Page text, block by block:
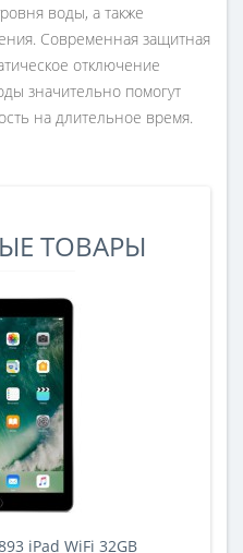
воды, а также
Современная защитная
отключение
значительно помогут
на длительное время.
ТОВАРЫ
iPad WiFi 32GB